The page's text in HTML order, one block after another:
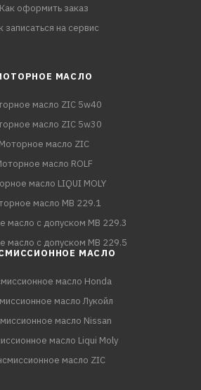
Как оформить заказ
записаться на сервис
МАСЛО
масло ZIC 5w40
масло ZIC 5w30
Моторное масло ZIC
масло ROLF
масло LIQUI MOLY
масло MB 229.1
масло с допуском MB 229.3
масло с допуском MB 229.5
МАСЛО
масло Honda
масло Лукойл
масло Nissan
масло Liqui Moly
масло ZIC